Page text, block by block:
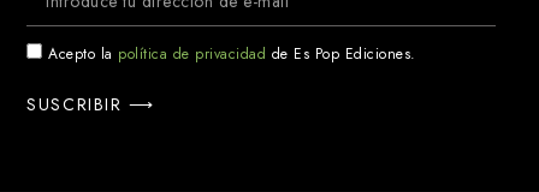
Acepto la política de privacidad de Es Pop Ediciones.
SUSCRIBIR ⟶